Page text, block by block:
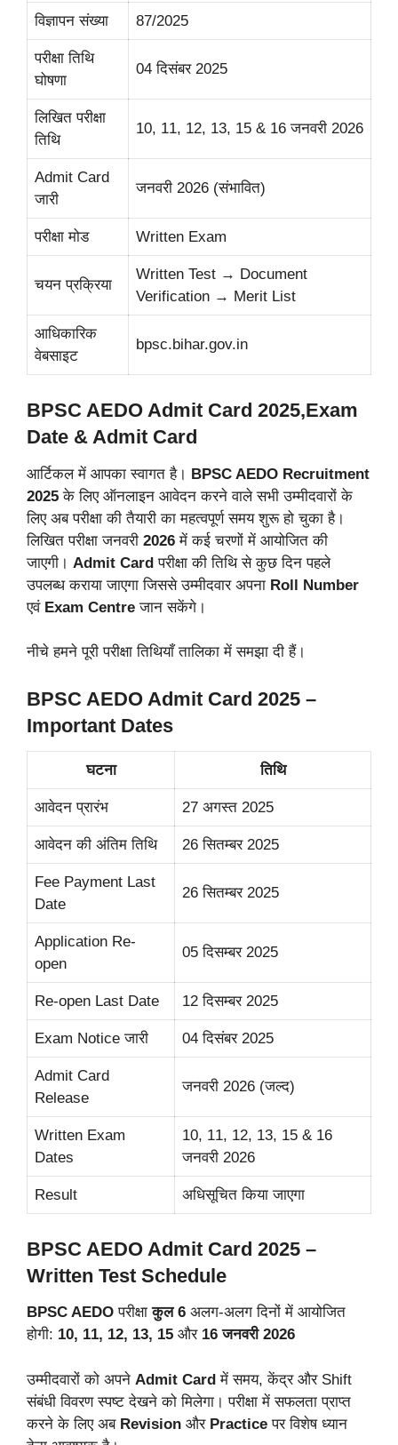
विज्ञापन संख्या 87/2025
परीक्षा तिथि
घोषणा
04 दिसंबर 2025
लिखित परीक्षा
तिथि
10, 11, 12, 13, 15 & 16 जनवरी 2026
Admit Card
जारी
जनवरी 2026 (संभावित)
परीक्षा मोड Written Exam
चयन प्रक्रिया
Written Test → Document
Verification → Merit List
आधिकारिक
वेबसाइट
bpsc.bihar.gov.in
BPSC AEDO Admit Card 2025,Exam
Date & Admit Card
आर्टिकल में आपका स्वागत है। BPSC AEDO Recruitment
2025 के लिए ऑनलाइन आवेदन करने वाले सभी उम्मीदवारों के
लिए अब परीक्षा की तैयारी का महत्वपूर्ण समय शुरू हो चुका है।
लिखित परीक्षा जनवरी 2026 में कई चरणों में आयोजित की
जाएगी। Admit Card परीक्षा की तिथि से कुछ दिन पहले
उपलब्ध कराया जाएगा जिससे उम्मीदवार अपना Roll Number
एवं Exam Centre जान सकेंगे।
नीचे हमने पूरी परीक्षा तिथियाँ तालिका में समझा दी हैं।
BPSC AEDO Admit Card 2025 –
Important Dates
घटना तिथि
आवेदन प्रारंभ 27 अगस्त 2025
आवेदन की अंतिम तिथि 26 सितम्बर 2025
Fee Payment Last
Date
26 सितम्बर 2025
Application Re-
open
05 दिसम्बर 2025
Re-open Last Date 12 दिसम्बर 2025
Exam Notice जारी 04 दिसंबर 2025
Admit Card
Release
जनवरी 2026 (जल्द)
Written Exam
Dates
10, 11, 12, 13, 15 & 16
जनवरी 2026
Result अधिसूचित किया जाएगा
BPSC AEDO Admit Card 2025 –
Written Test Schedule
BPSC AEDO परीक्षाकुल 6 अलग-अलग दिनों में आयोजित
होगी: 10, 11, 12, 13, 15 और 16 जनवरी 2026
उम्मीदवारों को अपने Admit Card में समय, केंद्र और Shift
संबंधी विवरण स्पष्ट देखने को मिलेगा। परीक्षा में सफलता प्राप्त
करने के लिए अब Revision और Practice पर विशेष ध्यान